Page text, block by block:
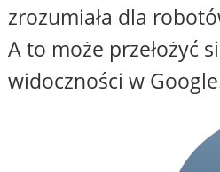
zrozumiała dla
A to może przełożyć
widoczności w